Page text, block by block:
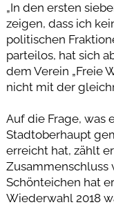
„In den ersten
zeigen, dass ich
politischen
parteilos, hat sich
dem Verein „Freie
nicht mit der
Auf die Frage, was
Stadtoberhaupt
erreicht hat, zählt
Zusammenschluss
Schönteichen hat
Wiederwahl 2018